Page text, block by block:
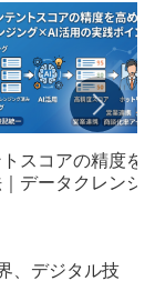
スコアの精度を
データクレンジ
、デジタル技